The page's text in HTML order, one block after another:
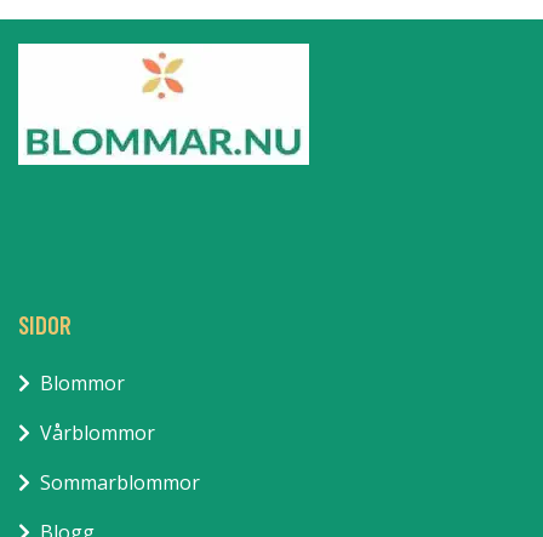
SIDOR
Blommor
Vårblommor
Sommarblommor